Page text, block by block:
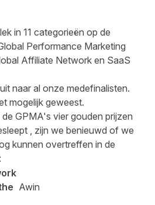
in 11 categorieën op de
Performance Marketing
Affiliate Network en SaaS
naar al onze medefinalisten.
mogelijk geweest.
de GPMA's vier gouden prijzen
, zijn we benieuwd of we
kunnen overtreffen in de
Awin